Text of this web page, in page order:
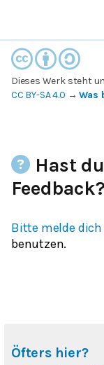
Dieses Werk steht
CC BY-SA 4.0 →Was
Hast
Feedback?
Bitte melde dich
benutzen.
Öfters hier?